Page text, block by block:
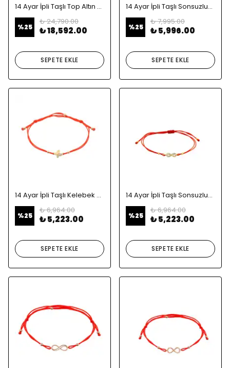
14 Ayar İpli Taşlı Top Altın Bileklik
%25
₺ 24,790.00
₺ 18,592.00
SEPETE EKLE
14 Ayar İpli Taşlı Sonsuzluk Altın Bileklik
%25
₺ 7,995.00
₺ 5,996.00
SEPETE EKLE
14 Ayar İpli Taşlı Kelebek Altın Bileklik
%25
₺ 6,964.00
₺ 5,223.00
SEPETE EKLE
14 Ayar İpli Taşlı Sonsuzluk Altın Bileklik
%25
₺ 6,964.00
₺ 5,223.00
SEPETE EKLE